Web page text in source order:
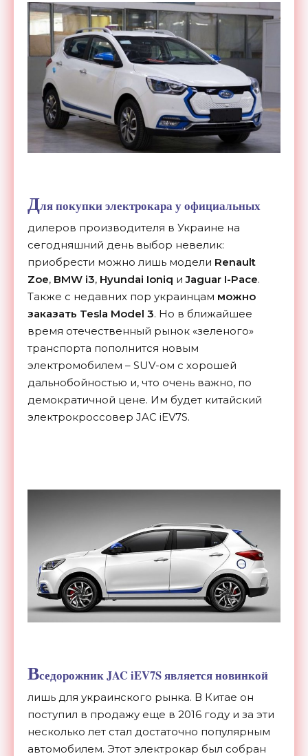
Для покупки электрокара у официальных
дилеров производителя в Украине на
сегодняшний день выбор невелик:
приобрести можно лишь модели Renault
Zoe, BMW i3, Hyundai Ioniq иJaguar I-Pace.
Также с недавних пор украинцам можно
заказать Tesla Model 3. Но в ближайшее
время отечественный рынок «зеленого»
транспорта пополнится новым
электромобилем – SUV-ом с хорошей
дальнобойностью и, что очень важно, по
демократичной цене. Им будет китайский
электрокроссовер JAC iEV7S.
Вседорожник JAC iEV7S является новинкой
лишь для украинского рынка. В Китае он
поступил в продажу еще в 2016 году и за эти
несколько лет стал достаточно популярным
автомобилем. Этот электрокар был собран